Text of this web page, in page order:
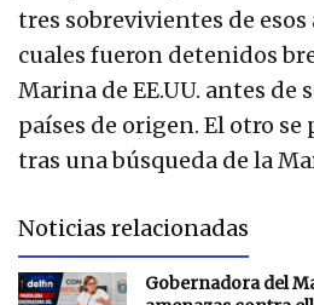
tres sobrevivientes de esos
cuales fueron detenidos
Marina de EE.UU. antes de
países de origen. El otro
tras una búsqueda de la
Noticias relacionadas
Gobernadora del